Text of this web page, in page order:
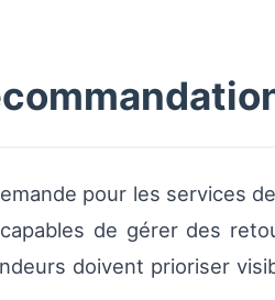
pour les services de
de gérer des
doivent prioriser